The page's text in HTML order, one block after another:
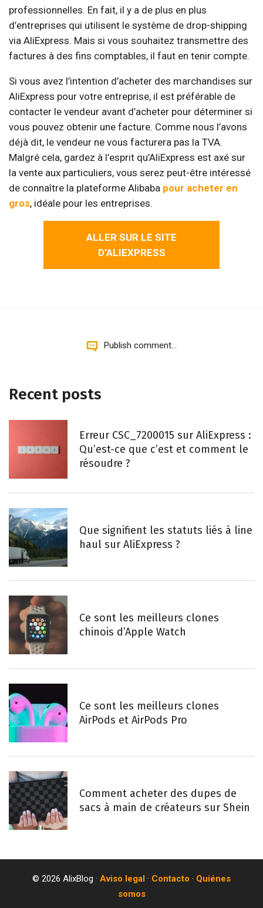
professionnelles. En fait, il y a de plus en plus
d’entreprises qui utilisent le système de drop-shipping
via AliExpress. Mais si vous souhaitez transmettre des
factures à des fins comptables, il faut en tenir compte.
Si vous avez l’intention d’acheter des marchandises sur
AliExpress pour votre entreprise, il est préférable de
contacter le vendeur avant d’acheter pour déterminer si
vous pouvez obtenir une facture. Comme nous l’avons
déjà dit, le vendeur ne vous facturera pas la TVA.
Malgré cela, gardez à l’esprit qu’AliExpress est axé sur
la vente aux particuliers, vous serez peut-être intéressé
de connaître la plateforme Alibaba pour acheter en
gros, idéale pour les entreprises.
ALLER SUR LE SITE
D’ALIEXPRESS
Publish comment...
Recent posts
Erreur CSC_7200015 sur AliExpress :
Qu’est-ce que c’est et comment le
résoudre ?
Que signifient les statuts liés à line
haul sur AliExpress ?
Ce sont les meilleurs clones
chinois d’Apple Watch
Ce sont les meilleurs clones
AirPods et AirPods Pro
Comment acheter des dupes de
sacs à main de créateurs sur Shein
© 2026 AlixBlog · Aviso legal · Contacto · Quiénes
somos